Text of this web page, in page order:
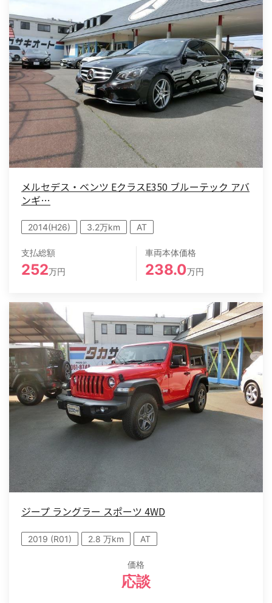
メルセデス・ベンツ EクラスE350 ブルーテック アバ
ンギ…
2014(H26) 3.2万km AT
支払総額
252万円
車両本体価格
238.0万円
ジープ ラングラー スポーツ 4WD
2019 (R01) 2.8 万km AT
価格
応談